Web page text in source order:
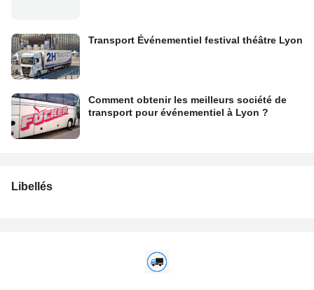
Transport Événementiel festival théâtre Lyon
Comment obtenir les meilleurs société de
transport pour événementiel à Lyon ?
Libellés